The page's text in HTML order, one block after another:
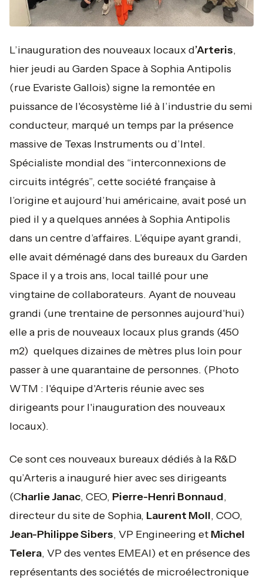
L’inauguration des nouveaux locaux d’Arteris,
hier jeudi au Garden Space à Sophia Antipolis
(rue Evariste Gallois) signe la remontée en
puissance de l'écosystème lié à l’industrie du semi
conducteur, marqué un temps par la présence
massive de Texas Instruments ou d’Intel.
Spécialiste mondial des “interconnexions de
circuits intégrés”, cette société française à
l’origine et aujourd’hui américaine, avait posé un
pied il y a quelques années à Sophia Antipolis
dans un centre d’affaires. L’équipe ayant grandi,
elle avait déménagé dans des bureaux du Garden
Space il y a trois ans, local taillé pour une
vingtaine de collaborateurs. Ayant de nouveau
grandi (une trentaine de personnes aujourd'hui)
elle a pris de nouveaux locaux plus grands (450
m2) quelques dizaines de mètres plus loin pour
passer à une quarantaine de personnes. (Photo
WTM : l'équipe d'Arteris réunie avec ses
dirigeants pour l'inauguration des nouveaux
locaux).
Ce sont ces nouveaux bureaux dédiés à la R&D
qu’Arteris a inauguré hier avec ses dirigeants
(Charlie Janac, CEO, Pierre-Henri Bonnaud,
directeur du site de Sophia, Laurent Moll, COO,
Jean-Philippe Sibers, VP Engineering et Michel
Telera, VP des ventes EMEAI) et en présence des
représentants des sociétés de microélectronique